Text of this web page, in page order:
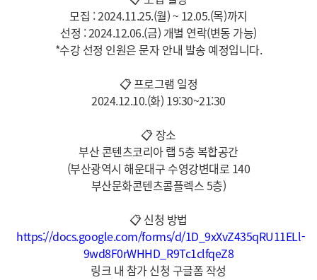
모집 : 2024.11.25.(월) ~ 12.05.(목)까지
선정 : 2024.12.06.(금) 개별 연락(변동 가능)
*수강 선정 인원은 문자 안내 발송 예정입니다.
📋프로그램 일정
2024.12.10.(화) 19:30~21:30
📋장소
부산 콘텐츠코리아 랩 5층 복합공간
(부산광역시 해운대구 수영강변대로 140
부산문화콘텐츠콤플렉스 5층)
📋신청 방법
https://docs.google.com/forms/d/1D_9xXvZ435qRU11ELl-
9wd8F0rWHHD_R9Tc1clfqeZ8
링크 내 참가 신청 구글폼 작성